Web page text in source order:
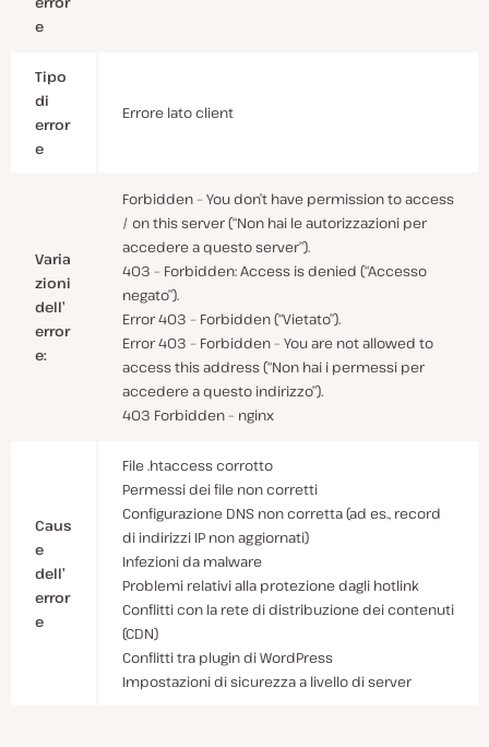
e
Tipo
di
error
e
Errore lato client
Varia
zioni
dell’
error
e:
Forbidden – You don’t have permission to access
/ on this server (“Non hai le autorizzazioni per
accedere a questo server”).
403 – Forbidden: Access is denied (“Accesso
negato”).
Error 403 – Forbidden (“Vietato”).
Error 403 – Forbidden – You are not allowed to
access this address (“Non hai i permessi per
accedere a questo indirizzo”).
403 Forbidden – nginx
Caus
e
dell’
error
e
File .htaccess corrotto
Permessi dei file non corretti
Configurazione DNS non corretta (ad es., record
di indirizzi IP non aggiornati)
Infezioni da malware
Problemi relativi alla protezione dagli hotlink
Conflitti con la rete di distribuzione dei contenuti
(CDN)
Conflitti tra plugin di WordPress
Impostazioni di sicurezza a livello di server